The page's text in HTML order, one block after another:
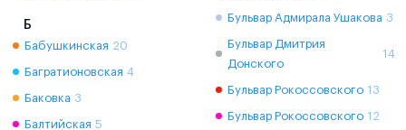
Б
Бабушкинская 20
Багратионовская 4
Баковка 3
Балтийская 5
Бульвар Адмирала Ушакова 3
Бульвар Дмитрия
Донского
14
Бульвар Рокоссовского 13
Бульвар Рокоссовского 12